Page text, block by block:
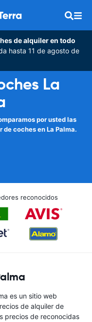
de alquiler en todo
hasta 11 de agosto de
La
por usted las
coches en La Palma.
reconocidos
es un sitio web
de alquiler de
precios de reconocidas